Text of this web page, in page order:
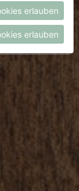
erlauben
erlauben